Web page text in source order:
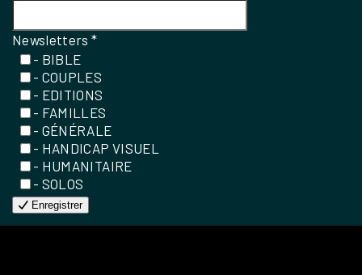
Newsletters*
- BIBLE
- COUPLES
- EDITIONS
- FAMILLES
- GÉNÉRALE
- HANDICAP VISUEL
- HUMANITAIRE
- SOLOS
Enregistrer